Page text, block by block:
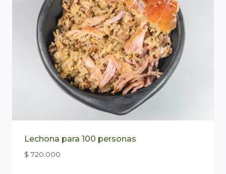
Lechona para 100 personas
$ 720.000